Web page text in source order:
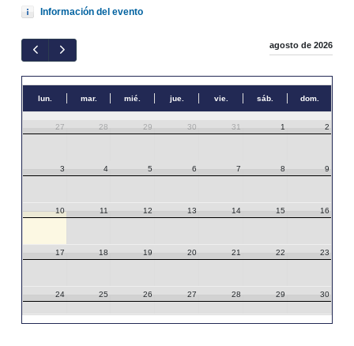
Información del evento
agosto de 2026
lun. mar. mié. jue. vie. sáb. dom.
27 28 29 30 31 1 2
3 4 5 6 7 8 9
10 11 12 13 14 15 16
17 18 19 20 21 22 23
24 25 26 27 28 29 30